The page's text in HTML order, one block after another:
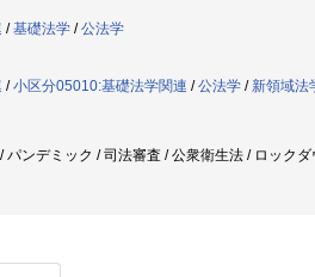
/基礎法学 /公法学
/小区分05010:基礎法学関連 /公法学 /新領域法
パンデミック / 司法審査 / 公衆衛生法 / ロック